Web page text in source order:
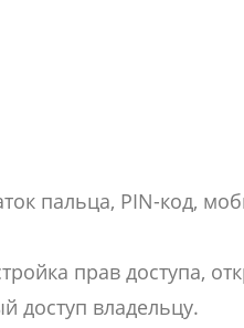
пальца, PIN-код,
прав доступа,
доступ владельцу.